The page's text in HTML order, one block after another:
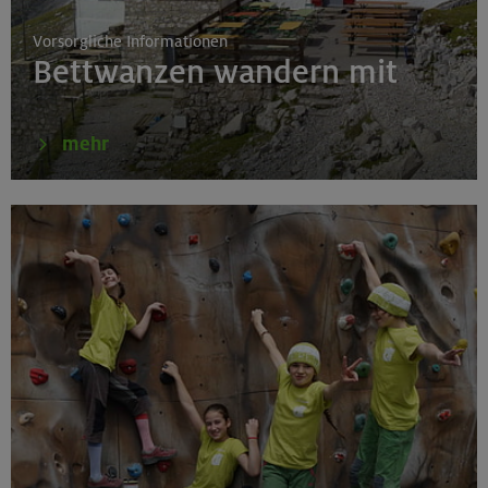
München
17./18./19.08.26
Aufbaukurs Klettern indoor
16.08.26
Schnupperkletterkurs indoor
München
18.08.26
Vorsorgliche Informationen
Bettwanzen wandern mit
mehr